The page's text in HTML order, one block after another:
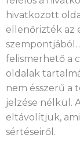
hivatkozott
ellenőrizték az
felismerhető a
oldalak
nem ésszerű a
jelzése nélkül.
eltávolítjuk,
sértéseiről.